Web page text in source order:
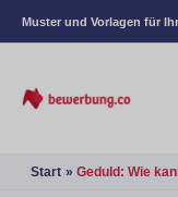
Muster und Vorlagen für
Start Geduld: Wie